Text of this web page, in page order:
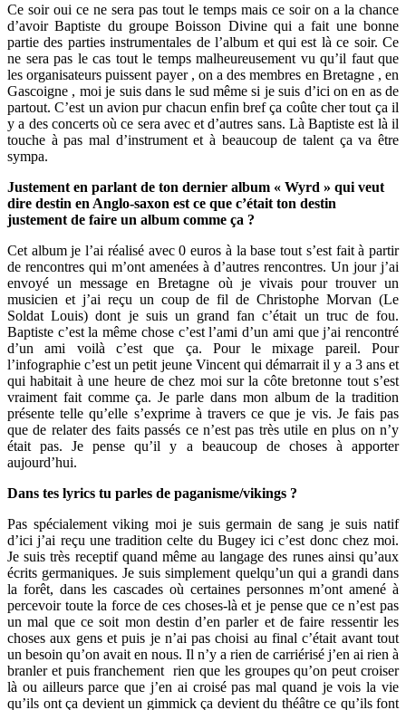
Ce soir oui ce ne sera pas tout le temps mais ce soir on a la chance
d’avoir Baptiste du groupe Boisson Divine qui a fait une bonne
partie des parties instrumentales de l’album et qui est là ce soir. Ce
ne sera pas le cas tout le temps malheureusement vu qu’il faut que
les organisateurs puissent payer , on a des membres en Bretagne , en
Gascoigne , moi je suis dans le sud même si je suis d’ici on en as de
partout. C’est un avion pur chacun enfin bref ça coûte cher tout ça il
y a des concerts où ce sera avec et d’autres sans. Là Baptiste est là il
touche à pas mal d’instrument et à beaucoup de talent ça va être
sympa.
Justement en parlant de ton dernier album « Wyrd » qui veut
dire destin en Anglo-saxon est ce que c’était ton destin
justement de faire un album comme ça ?
Cet album je l’ai réalisé avec 0 euros à la base tout s’est fait à partir
de rencontres qui m’ont amenées à d’autres rencontres. Un jour j’ai
envoyé un message en Bretagne où je vivais pour trouver un
musicien et j’ai reçu un coup de fil de Christophe Morvan (Le
Soldat Louis) dont je suis un grand fan c’était un truc de fou.
Baptiste c’est la même chose c’est l’ami d’un ami que j’ai rencontré
d’un ami voilà c’est que ça. Pour le mixage pareil. Pour
l’infographie c’est un petit jeune Vincent qui démarrait il y a 3 ans et
qui habitait à une heure de chez moi sur la côte bretonne tout s’est
vraiment fait comme ça. Je parle dans mon album de la tradition
présente telle qu’elle s’exprime à travers ce que je vis. Je fais pas
que de relater des faits passés ce n’est pas très utile en plus on n’y
était pas. Je pense qu’il y a beaucoup de choses à apporter
aujourd’hui.
Dans tes lyrics tu parles de paganisme/vikings ?
Pas spécialement viking moi je suis germain de sang je suis natif
d’ici j’ai reçu une tradition celte du Bugey ici c’est donc chez moi.
Je suis très receptif quand même au langage des runes ainsi qu’aux
écrits germaniques. Je suis simplement quelqu’un qui a grandi dans
la forêt, dans les cascades où certaines personnes m’ont amené à
percevoir toute la force de ces choses-là et je pense que ce n’est pas
un mal que ce soit mon destin d’en parler et de faire ressentir les
choses aux gens et puis je n’ai pas choisi au final c’était avant tout
un besoin qu’on avait en nous. Il n’y a rien de carriérisé j’en ai rien à
branler et puis franchement rien que les groupes qu’on peut croiser
là ou ailleurs parce que j’en ai croisé pas mal quand je vois la vie
qu’ils ont ça devient un gimmick ça devient du théâtre ce qu’ils font